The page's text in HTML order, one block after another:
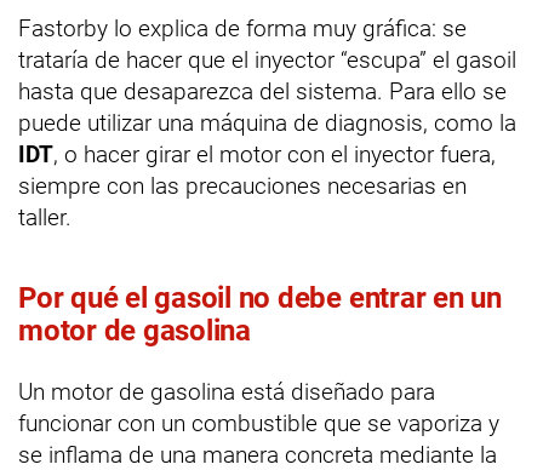
Fastorby lo explica de forma muy gráfica: se
trataría de hacer que el inyector “escupa” el gasoil
hasta que desaparezca del sistema. Para ello se
puede utilizar una máquina de diagnosis, como la
IDT, o hacer girar el motor con el inyector fuera,
siempre con las precauciones necesarias en
taller.
Por qué el gasoil no debe entrar en un
motor de gasolina
Un motor de gasolina está diseñado para
funcionar con un combustible que se vaporiza y
se inflama de una manera concreta mediante la